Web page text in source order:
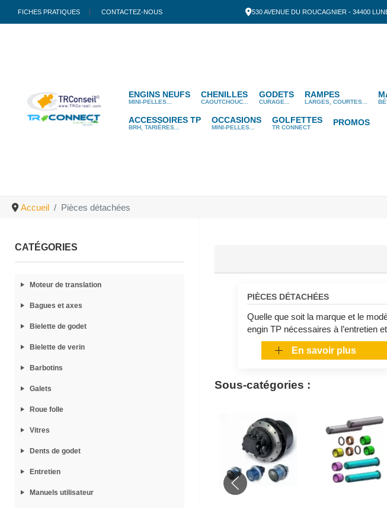
FICHES PRATIQUES CONTACTEZ-NOUS 530 AVENUE DU ROUCAGNIER - 34400
ENGINS NEUFS
MINI-PELLES...
CHENILLES
CAOUTCHOUC...
GODETS
CURAGE...
RAMPES
LARGES, COURTES...
ACCESSOIRES TP
BRH, TARIÈRES...
OCCASIONS
MINI-PELLES...
GOLFETTES
TR CONNECT PROMOS
Accueil Pièces détachées
CATÉGORIES
Moteur de translation
Bagues et axes
Bielette de godet
Bielette de verin
Barbotins
Galets
Roue folle
Vitres
Dents de godet
Entretien
Manuels utilisateur
PIÈCES DÉTACHÉES
Quelle que soit la marque et le
engin TP nécessaires à l’entretien
En savoir plus
Sous-catégories :